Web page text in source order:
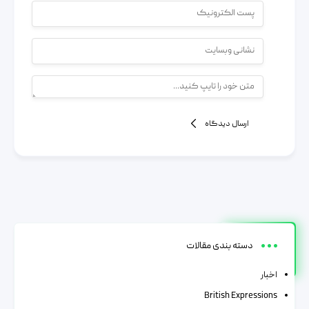
ارسال دیدگاه
دسته بندی مقالات
اخبار
British Expressions